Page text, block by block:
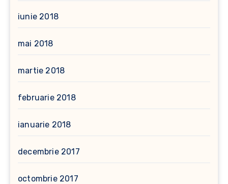
iunie 2018
mai 2018
martie 2018
februarie 2018
ianuarie 2018
decembrie 2017
octombrie 2017